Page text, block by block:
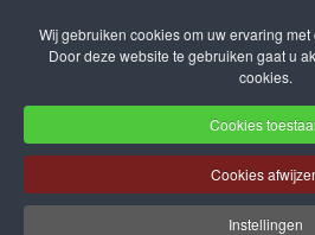
Wij gebruiken cookies om uw ervaring
Door deze website te gebruiken gaat u
cookies.
Cookies
Cookies
Instellingen
Terug naar hoofdinhoud